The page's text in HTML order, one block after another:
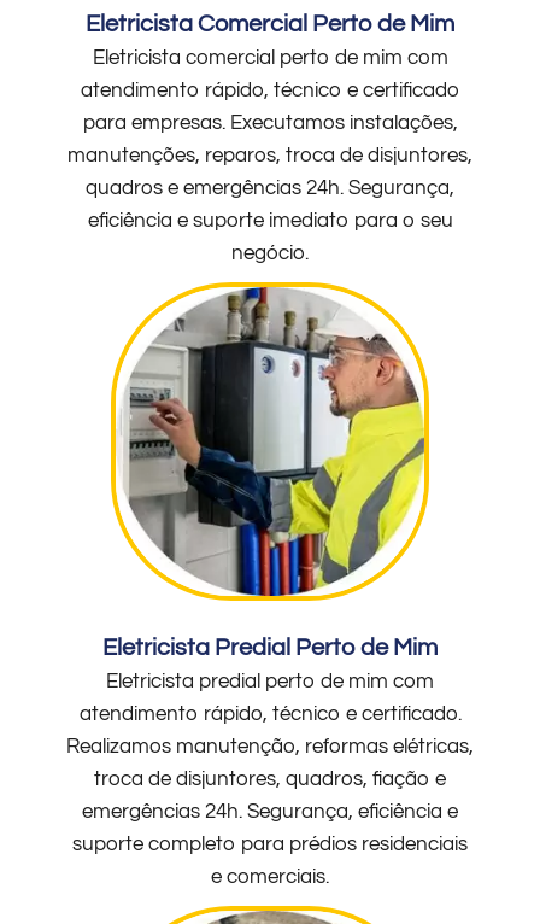
Eletricista Comercial Perto de Mim
Eletricista comercial perto de mim com
atendimento rápido, técnico e certificado
para empresas. Executamos instalações,
manutenções, reparos, troca de disjuntores,
quadros e emergências 24h. Segurança,
eficiência e suporte imediato para o seu
negócio.
Eletricista Predial Perto de Mim
Eletricista predial perto de mim com
atendimento rápido, técnico e certificado.
Realizamos manutenção, reformas elétricas,
troca de disjuntores, quadros, fiação e
emergências 24h. Segurança, eficiência e
suporte completo para prédios residenciais
e comerciais.